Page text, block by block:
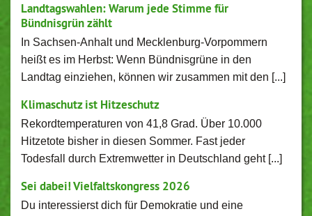
Landtagswahlen: Warum jede Stimme für
Bündnisgrün zählt
In Sachsen-Anhalt und Mecklenburg-Vorpommern
heißt es im Herbst: Wenn Bündnisgrüne in den
Landtag einziehen, können wir zusammen mit den [...]
Klimaschutz ist Hitzeschutz
Rekordtemperaturen von 41,8 Grad. Über 10.000
Hitzetote bisher in diesen Sommer. Fast jeder
Todesfall durch Extremwetter in Deutschland geht [...]
Sei dabei! Vielfaltskongress 2026
Du interessierst dich für Demokratie und eine